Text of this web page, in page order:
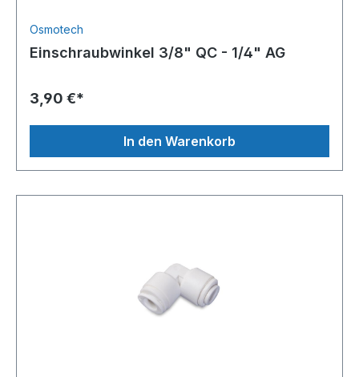
Osmotech
Einschraubwinkel 3/8" QC - 1/4" AG
3,90 €*
In den Warenkorb